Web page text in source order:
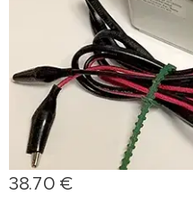
38.70 €